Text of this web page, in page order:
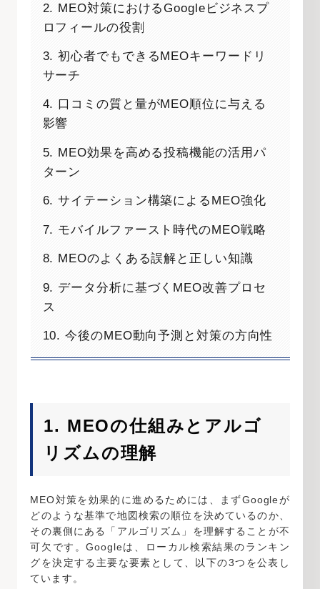
2. MEO対策におけるGoogleビジネスプ
ロフィールの役割
3. 初心者でもできるMEOキーワードリ
サーチ
4. 口コミの質と量がMEO順位に与える
影響
5. MEO効果を高める投稿機能の活用パ
ターン
6. サイテーション構築によるMEO強化
7. モバイルファースト時代のMEO戦略
8. MEOのよくある誤解と正しい知識
9. データ分析に基づくMEO改善プロセ
ス
10. 今後のMEO動向予測と対策の方向性
1. MEOの仕組みとアルゴ
リズムの理解
MEO対策を効果的に進めるためには、まずGoogleが
どのような基準で地図検索の順位を決めているのか、
その裏側にある「アルゴリズム」を理解することが不
可欠です。Googleは、ローカル検索結果のランキン
グを決定する主要な要素として、以下の3つを公表し
ています。